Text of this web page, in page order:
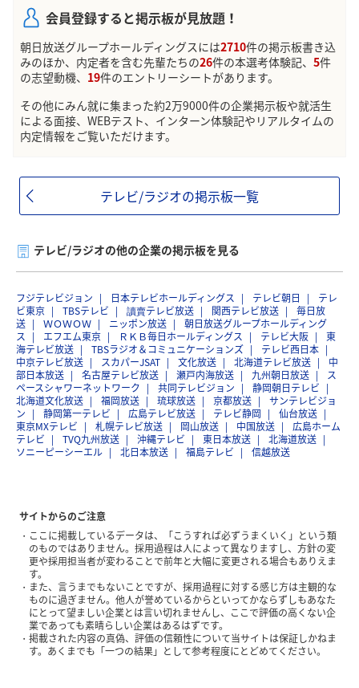
会員登録すると掲示板が見放題！
朝日放送グループホールディングスには2710件の掲示板書き込
みのほか、内定者を含む先輩たちの26件の本選考体験記、 5件
の志望動機、 19件のエントリーシートがあります。
その他にみん就に集まった約2万9000件の企業掲示板や就活生
による面接、WEBテスト、インターン体験記やリアルタイムの
内定情報をご覧いただけます。
テレビ/ラジオの掲示板一覧
テレビ/ラジオの他の企業の掲示板を見る
フジテレビジョン 日本テレビホールディングス テレビ朝日
テレ
ビ東京
TBSテレビ 讀賣テレビ放送 関西テレビ放送
毎日放
送
ＷＯＷＯＷ ニッポン放送
朝日放送グループホールディング
ス
エフエム東京 ＲＫＢ毎日ホールディングス テレビ大阪
東
海テレビ放送
TBSラジオ＆コミュニケーションズ
テレビ西日本
中京テレビ放送
スカパーJSAT 文化放送 北海道テレビ放送
中
部日本放送
名古屋テレビ放送 瀬戸内海放送 九州朝日放送
ス
ペースシャワーネットワーク
共同テレビジョン
静岡朝日テレビ
北海道文化放送
福岡放送 琉球放送 京都放送
サンテレビジョ
ン
静岡第一テレビ 広島テレビ放送 テレビ静岡
仙台放送
東京MXテレビ
札幌テレビ放送 岡山放送 中国放送
広島ホーム
テレビ
TVQ九州放送 沖縄テレビ 東日本放送
北海道放送
ソニーピーシーエル
北日本放送 福島テレビ 信越放送
サイトからのご注意
ここに掲載しているデータは、「こうすれば必ずうまくいく」という類
のものではありません。採用過程は人によって異なりますし、方針の変
更や採用担当者が変わることで前年と大幅に変更される場合もありえま
す。
また、言うまでもないことですが、採用過程に対する感じ方は主観的な
ものに過ぎません。他人が誉めているからといってかならずしもあなた
にとって望ましい企業とは言い切れませんし、ここで評価の高くない企
業であっても素晴らしい企業はあるはずです。
掲載された内容の真偽、評価の信頼性について当サイトは保証しかねま
す。あくまでも「一つの結果」として参考程度にとどめてください。